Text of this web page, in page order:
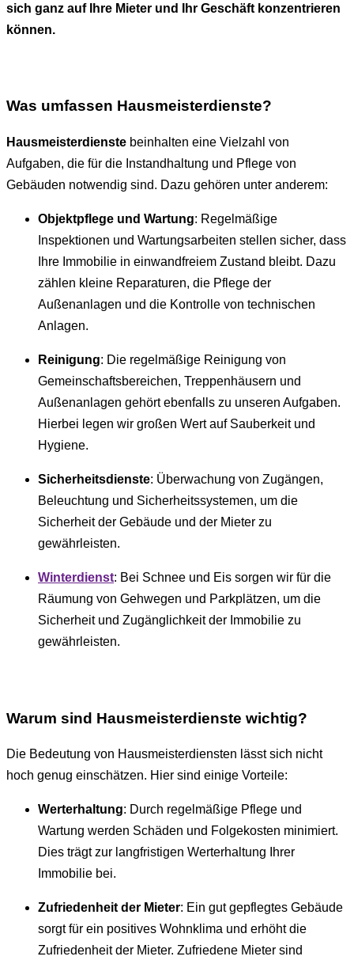
sich ganz auf Ihre Mieter und Ihr Geschäft konzentrieren
können.
Was umfassen Hausmeisterdienste?
Hausmeisterdienste beinhalten eine Vielzahl von
Aufgaben, die für die Instandhaltung und Pflege von
Gebäuden notwendig sind. Dazu gehören unter anderem:
Objektpflege und Wartung: Regelmäßige
Inspektionen und Wartungsarbeiten stellen sicher, dass
Ihre Immobilie in einwandfreiem Zustand bleibt. Dazu
zählen kleine Reparaturen, die Pflege der
Außenanlagen und die Kontrolle von technischen
Anlagen.
Reinigung: Die regelmäßige Reinigung von
Gemeinschaftsbereichen, Treppenhäusern und
Außenanlagen gehört ebenfalls zu unseren Aufgaben.
Hierbei legen wir großen Wert auf Sauberkeit und
Hygiene.
Sicherheitsdienste: Überwachung von Zugängen,
Beleuchtung und Sicherheitssystemen, um die
Sicherheit der Gebäude und der Mieter zu
gewährleisten.
Winterdienst: Bei Schnee und Eis sorgen wir für die
Räumung von Gehwegen und Parkplätzen, um die
Sicherheit und Zugänglichkeit der Immobilie zu
gewährleisten.
Warum sind Hausmeisterdienste wichtig?
Die Bedeutung von Hausmeisterdiensten lässt sich nicht
hoch genug einschätzen. Hier sind einige Vorteile:
Werterhaltung: Durch regelmäßige Pflege und
Wartung werden Schäden und Folgekosten minimiert.
Dies trägt zur langfristigen Werterhaltung Ihrer
Immobilie bei.
Zufriedenheit der Mieter: Ein gut gepflegtes Gebäude
sorgt für ein positives Wohnklima und erhöht die
Zufriedenheit der Mieter. Zufriedene Mieter sind